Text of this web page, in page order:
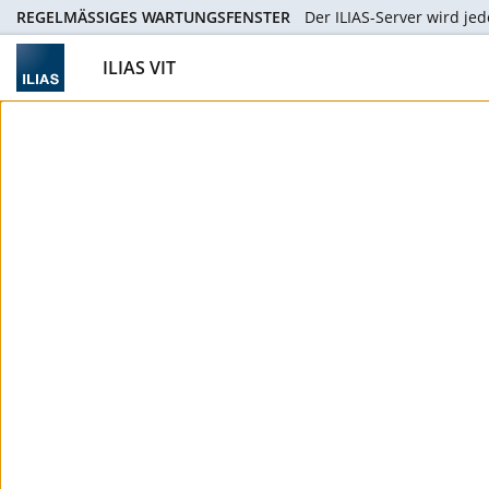
ILIAS VIT
REGELMÄSSIGES WARTUNGSFENSTER Der ILIAS-Server wird